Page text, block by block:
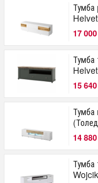
17
15
Тумба
14
Wojcik